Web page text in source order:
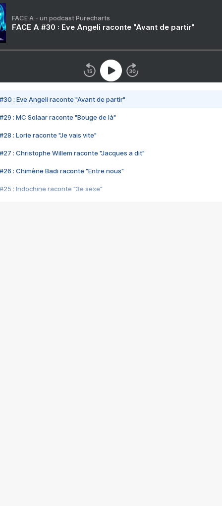
FACE A - un podcast Purecharts
FACE A #30 : Eve Angeli raconte "Avant de partir"
#30 : Eve Angeli raconte "Avant de partir"
#29 : MC Solaar raconte "Bouge de là"
#28 : Lorie raconte "Je vais vite"
#27 : Christophe Willem raconte "Jacques a dit"
#26 : Chimène Badi raconte "Entre nous"
#25 : Indochine raconte "3e sexe"